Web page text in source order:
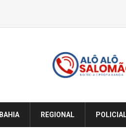
BAHIA REGIONAL